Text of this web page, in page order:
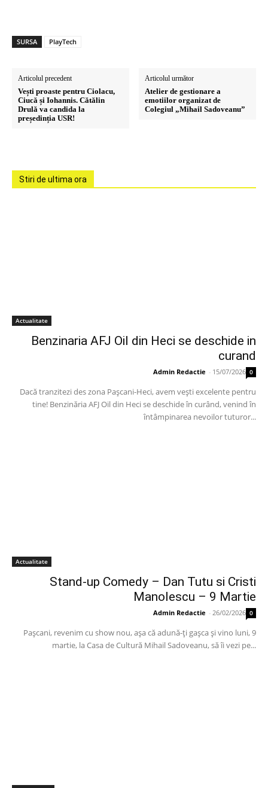
SURSA PlayTech
Articolul precedent
Vești proaste pentru Ciolacu,
Ciucă și Iohannis. Cătălin
Drulă va candida la
președinția USR!
Articolul următor
Atelier de gestionare a
emotiilor organizat de
Colegiul „Mihail Sadoveanu”
Stiri de ultima ora
Actualitate
Benzinaria AFJ Oil din Heci se deschide in
curand
Admin Redactie - 15/07/2026 0
Dacă tranzitezi des zona Pașcani-Heci, avem vești excelente pentru
tine! Benzinăria AFJ Oil din Heci se deschide în curând, venind în
întâmpinarea nevoilor tuturor...
Actualitate
Stand-up Comedy – Dan Tutu si Cristi
Manolescu – 9 Martie
Admin Redactie - 26/02/2026 0
Paşcani, revenim cu show nou, aşa că adună-ţi gaşca şi vino luni, 9
martie, la Casa de Cultură Mihail Sadoveanu, să îi vezi pe...